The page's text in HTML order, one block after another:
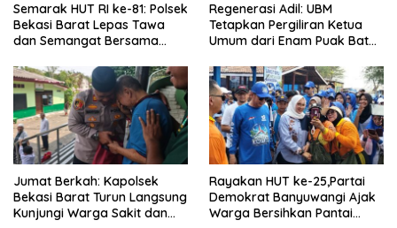
Semarak HUT RI ke-81: Polsek
Bekasi Barat Lepas Tawa
dan Semangat Bersama
Regenerasi Adil: UBM
Tetapkan Pergiliran Ketua
Umum dari Enam Puak Batak
Jumat Berkah: Kapolsek
Bekasi Barat Turun Langsung
Kunjungi Warga Sakit dan
Rayakan HUT ke-25,Partai
Demokrat Banyuwangi Ajak
Warga Bersihkan Pantai